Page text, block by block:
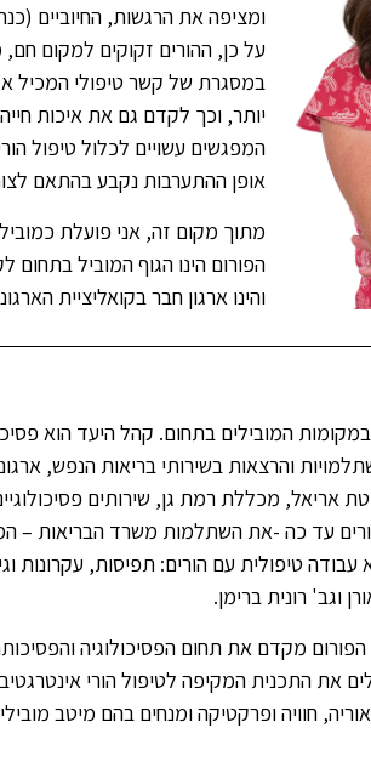
ומציפה את הרגשות, החיוביים
על כן, ההורים זקוקים למקום
במסגרת של קשר טיפולי המכיל
יותר, וכך לקדם גם את איכות
המפגשים עשויים לכלול טיפול
אופן ההתערבות נקבע בהתאם
מתוך מקום זה, אני פועלת
הפורום הינו הגוף המוביל
והינו ארגון חבר בקואליציית
המובילים בתחום. קהל היעד הוא
והרצאות בשירותי בריאות הנפש,
אריאל, מכללת רמת גן, שירותים פסיכולוגיים
עד כה -את השתלמות משרד הבריאות –
עבודה טיפולית עם הורים: תפיסות, עקרונות
וגב' רונית ברימן.
מקדם את תחום הפסיכולוגיה
את התכנית המקיפה לטיפול הורי
חוויה ופרקטיקה ומנחים בהם מיטב